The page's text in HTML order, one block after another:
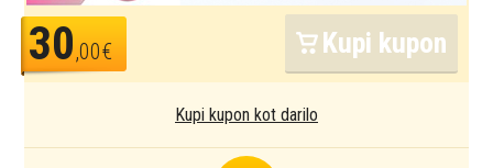
30,00€ Kupi kupon
Kupi kupon kot darilo